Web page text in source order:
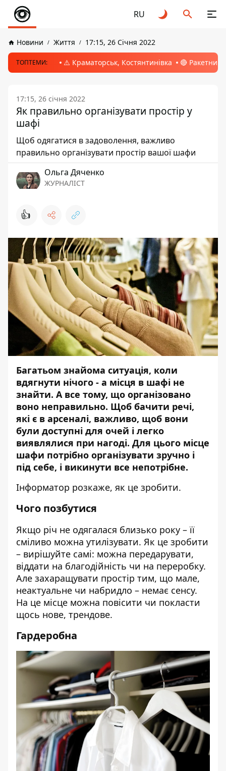
RU
Новини Життя 17:15, 26 Січня 2022
ТОПТЕМИ: ⚠️ Краматорськ, Костянтинівка 🔴 Ракетний
17:15, 26 січня 2022
Як правильно організувати простір у
шафі
Щоб одягатися в задоволення, важливо
правильно організувати простір вашої шафи
Ольга Дяченко
ЖУРНАЛІСТ
👍
Багатьом знайома ситуація, коли
вдягнути нічого - а місця в шафі не
знайти. А все тому, що організовано
воно неправильно. Щоб бачити речі,
які є в арсеналі, важливо, щоб вони
були доступні для очей і легко
виявлялися при нагоді. Для цього місце
шафи потрібно організувати зручно і
під себе, і викинути все непотрібне.
Інформатор розкаже, як це зробити.
Чого позбутися
Якщо річ не одягалася близько року – її
сміливо можна утилізувати. Як це зробити
– вирішуйте самі: можна передарувати,
віддати на благодійність чи на переробку.
Але захаращувати простір тим, що мале,
неактуальне чи набридло – немає сенсу.
На це місце можна повісити чи покласти
щось нове, трендове.
Гардеробна